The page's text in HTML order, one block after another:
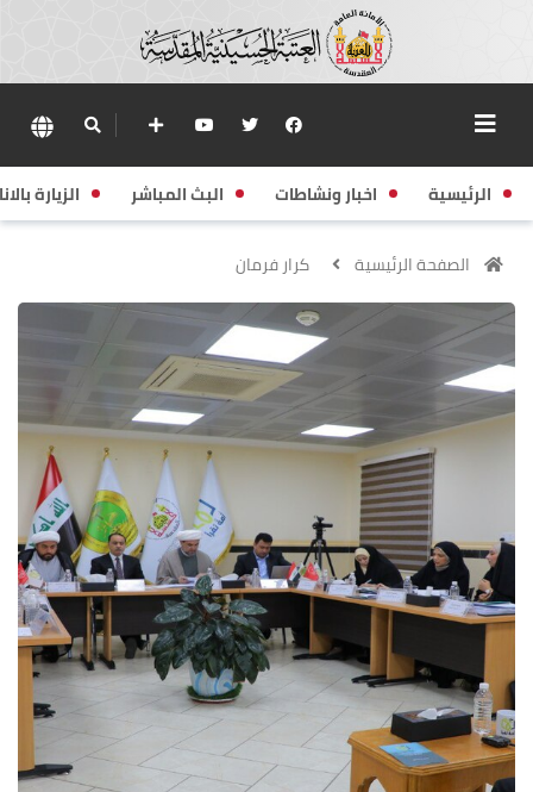
الرئيسية اخبار ونشاطات البث المباشر الزيارة
الصفحة الرئيسية كرار فرمان